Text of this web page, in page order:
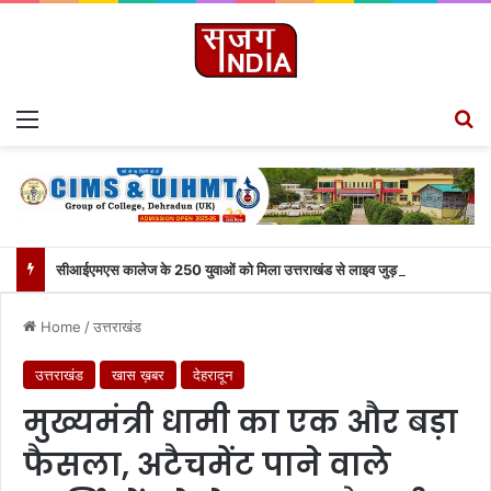
सीआईएमएस कालेज के 250 युवाओं को मिला उत्तराखंड से लाइव जुड़ने का मौका
Home /उत्तराखंड
उत्तराखंड खास ख़बर देहरादून
मुख्यमंत्री धामी का एक और बड़ा
फैसला, अटैचमेंट पाने वाले